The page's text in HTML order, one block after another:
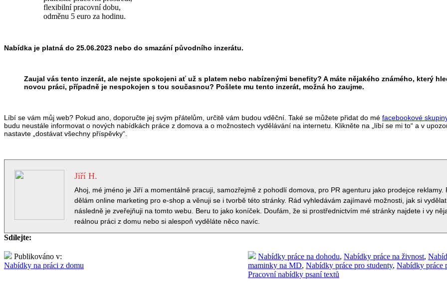
flexibilní pracovní dobu,
odměnu 5 euro za hodinu.
Nabídka je platná do 25.06.2023 nebo do smazání původního inzerátu.
Zaujal vás tento inzerát, ale nejste spokojeni ať už s platem nebo nabízenými benefity? A máte nějakého známého, který
novou práci, případně je nespokojen s tou současnou? Pošlete mu tento inzerát, možná ho zaujme.
Líbí se vám můj web? Pokud ano, doporučte jej svým přátelům, určitě vám budou vděční. Také se můžete přidat do mé facebookové
budu neustále informovat o nových nabídkách práce z domova a o možnostech vydělávání na internetu. Klikněte na „líbí se mi to“ a v
nastavte „dostávat všechny příspěvky“.
Jiří H.
Ahoj, mé jméno je Jiří a momentálně pracuji, samozřejmě z pohodlí domova, pro PR agenturu jako prodejce reklamy.
dělám online marketing pro e-shop a věnuji se i tvorbě této stránky. Rád vyhledávám zajímavé možnosti, jak si
následně je zveřejňuji na tomto webu. Beru to jako koníček. Doufám, že si prostřednictvím mé stránky najdete i vy
reálnou práci z domu nebo si alespoň vyděláte něco navíc.
Sdílejte:
Publikováno v:
Nabídky na práci z domu
Nabídky práce na dohodu, Nabídky práce na živnost,
maminky na MD, Nabídky práce pro studenty, Nabídky práce
Pracovní nabídky psaní textů